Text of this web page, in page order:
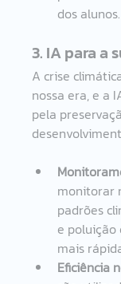
dos alunos.
3. IA para
A crise
nossa era, e a
pela
monitorar
padrões
e
mais
Eficiência